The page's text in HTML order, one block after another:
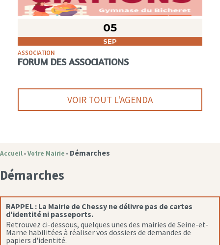
05
SEP
ASSOCIATION
FORUM DES ASSOCIATIONS
VOIR TOUT L'AGENDA
Accueil » Votre Mairie » Démarches
Démarches
RAPPEL : La Mairie de Chessy ne délivre pas de cartes
d'identité ni passeports.
Retrouvez ci-dessous, quelques unes des mairies de Seine-et-
Marne habilitées à réaliser vos dossiers de demandes de
papiers d'identité.